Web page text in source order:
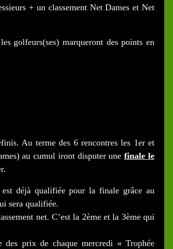
+ un classement Net Dames et Net
golfeurs(ses) marqueront des points en
Au terme des 6 rencontres les 1er et
au cumul iront disputer unefinale le
déjà qualifiée pour la finale grâce au
sera qualifiée.
net. C’est la 2ème et la 3ème qui
des prix de chaque mercredi « Trophée